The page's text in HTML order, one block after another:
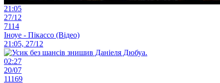
21:05
27/12
7114
Іноуе - Пікассо (Відео)
21:05, 27/12
02:27
20/07
11169